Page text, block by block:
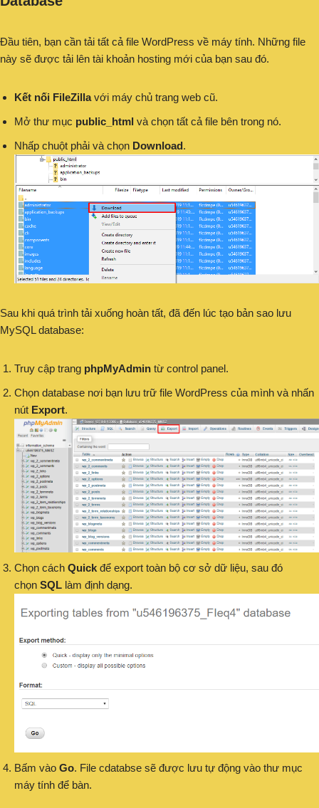
Đầu tiên, bạn cần tải tất cả file WordPress về máy tính. Những file
này sẽ được tải lên tài khoản hosting mới của bạn sau đó.
Kết nối FileZillavới máy chủ trang web cũ.
Mở thư mục public_html và chọn tất cả file bên trong nó.
Nhấp chuột phải và chọn Download.
Sau khi quá trình tải xuống hoàn tất, đã đến lúc tạo bản sao lưu
MySQL database:
Truy cập trang phpMyAdmin từ control panel.
Chọn database nơi bạn lưu trữ file WordPress của mình và nhấn
nút Export.
Chọn cách Quick để export toàn bộ cơ sở dữ liệu, sau đó
chọn SQL làm định dạng.
Bấm vào Go. File cdatabse sẽ được lưu tự động vào thư mục
máy tính để bàn.